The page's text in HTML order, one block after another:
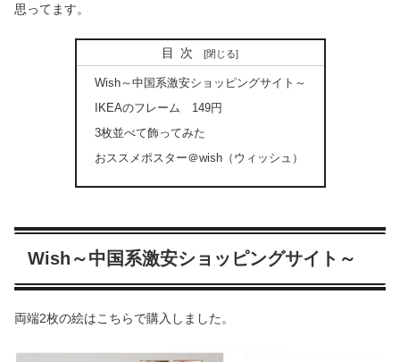
思ってます。
目次
Wish～中国系激安ショッピングサイト～
IKEAのフレーム 149円
3枚並べて飾ってみた
おススメポスター＠wish（ウィッシュ）
Wish～中国系激安ショッピングサイト～
両端2枚の絵はこちらで購入しました。